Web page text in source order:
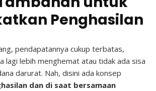
Penghasilan
pendapatannya cukup terbatas,
lagi lebih menghemat atau tidak ada sisa
darurat. Nah, disini ada konsep
dan di saat bersamaan